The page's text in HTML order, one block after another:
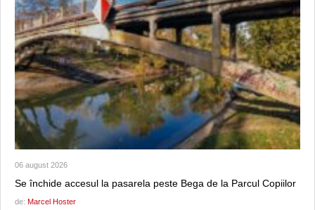
06 august 2026
Se închide accesul la pasarela peste Bega de la Parcul Copiilor
de: Marcel Hoster